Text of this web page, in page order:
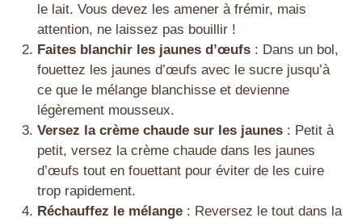
le lait. Vous devez les amener à frémir, mais
attention, ne laissez pas bouillir !
Faites blanchir les jaunes d’œufs: Dans un bol,
fouettez les jaunes d’œufs avec le sucre jusqu’à
ce que le mélange blanchisse et devienne
légèrement mousseux.
Versez la crème chaude sur les jaunes: Petit à
petit, versez la crème chaude dans les jaunes
d’œufs tout en fouettant pour éviter de les cuire
trop rapidement.
Réchauffez le mélange: Reversez le tout dans la